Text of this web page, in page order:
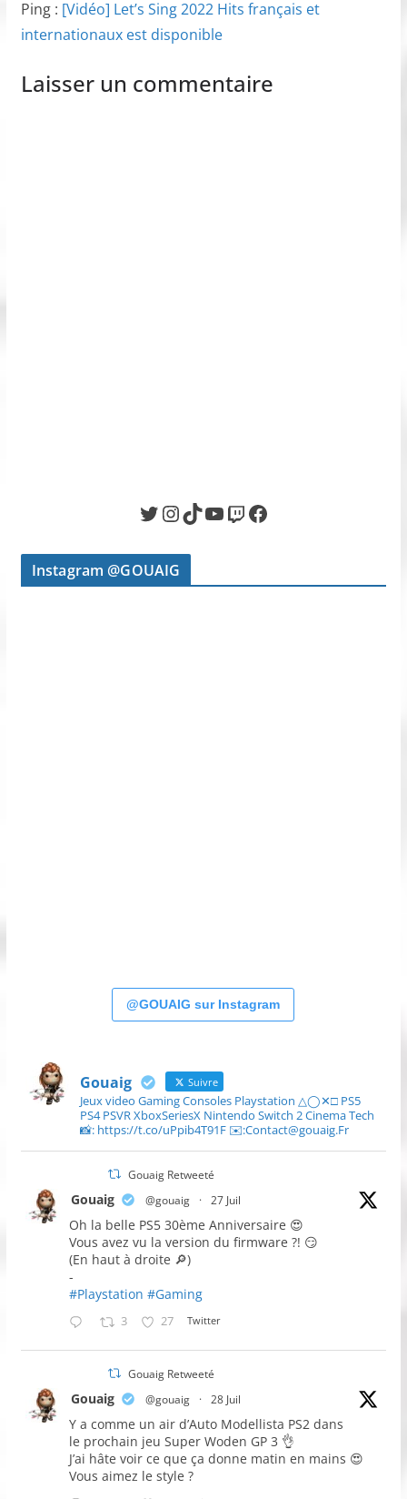
Ping : [Vidéo] Let’s Sing 2022 Hits français et
internationaux est disponible
Laisser un commentaire
Twitter InstagramTikTok YouTube Twitch Facebook
Instagram @GOUAIG
@GOUAIG sur Instagram
Gouaig Suivre
Jeux video Gaming Consoles Playstation △◯✕□ PS5
PS4 PSVR XboxSeriesX Nintendo Switch 2 Cinema Tech
📸: https://t.co/uPpib4T91F ✉️:Contact@gouaig.Fr
Gouaig Retweeté
Gouaig @gouaig · 27 Juil
Oh la belle PS5 30ème Anniversaire 😍
Vous avez vu la version du firmware ?! 😏
(En haut à droite 🔎)
-
#Playstation #Gaming
3 27 Twitter
Gouaig Retweeté
Gouaig @gouaig · 28 Juil
Y a comme un air d’Auto Modellista PS2 dans
le prochain jeu Super Woden GP 3 👌
J’ai hâte voir ce que ça donne matin en mains 😍
Vous aimez le style ?